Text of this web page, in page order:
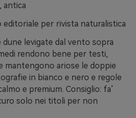
antica
editoriale per rivista naturalistica
levigate dal vento sopra
rendono bene per testi,
mantengono ariose le doppie
in bianco e nero e regole
e premium. Consiglio: fa’
solo nei titoli per non